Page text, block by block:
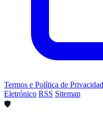
Termos e Política de
Eletrónico RSS Sitemap
🛡️